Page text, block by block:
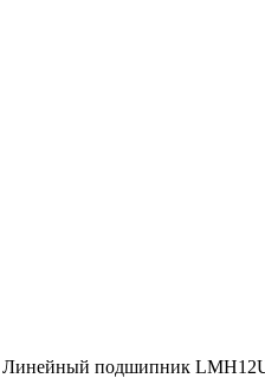
Линейный подшипник